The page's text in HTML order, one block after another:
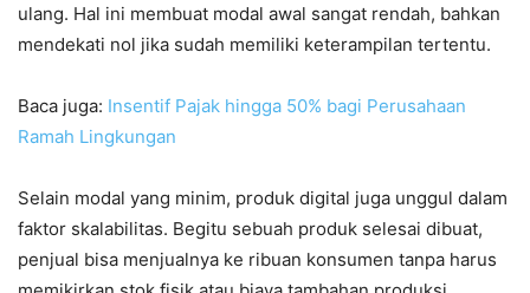
ulang. Hal ini membuat modal awal sangat rendah, bahkan
mendekati nol jika sudah memiliki keterampilan tertentu.
Baca juga: Insentif Pajak hingga 50% bagi Perusahaan
Ramah Lingkungan
Selain modal yang minim, produk digital juga unggul dalam
faktor skalabilitas. Begitu sebuah produk selesai dibuat,
penjual bisa menjualnya ke ribuan konsumen tanpa harus